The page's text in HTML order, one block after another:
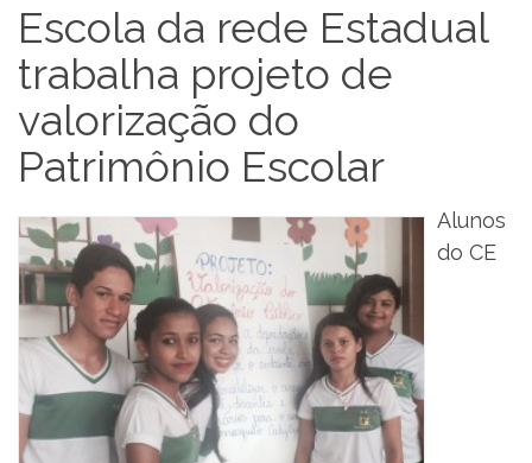
Escola da rede Estadual
trabalha projeto de
valorização do
Patrimônio Escolar
Alunos
do CE